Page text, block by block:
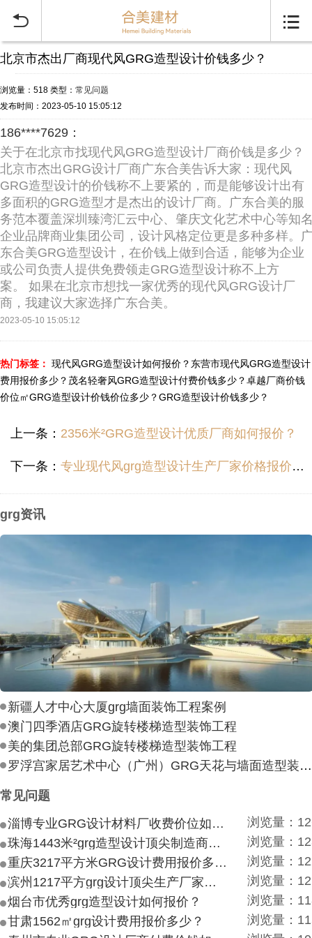
 
北京市杰出厂商现代风GRG造型设计价钱多少？
浏览量：518 类型： 常见问题
发布时间：2023-05-10 15:05:12
186****7629：
关于在北京市找现代风GRG造型设计厂商价钱是多少？
北京市杰出GRG设计厂商广东合美告诉大家：现代风
GRG造型设计的价钱称不上要紧的，而是能够设计出有
多面积的GRG造型才是杰出的设计厂商。广东合美的服
务范本覆盖深圳臻湾汇云中心、肇庆文化艺术中心等知
企业品牌商业集团公司，设计风格定位更是多种多样。
东合美GRG造型设计，在价钱上做到合适，能够为企业
或公司负责人提供免费领走GRG造型设计称不上方
案。 如果在北京市想找一家优秀的现代风GRG设计厂
商，我建议大家选择广东合美。
2023-05-10 15:05:12
热门标签： 现代风GRG造型设计如何报价？ 东营市现代风GRG造型设计
费用报价多少？ 茂名轻奢风GRG造型设计付费价钱多少？卓越厂商价钱
价位㎡GRG造型设计价钱价位多少？GRG造型设计价钱多少？
上一条： 2356米²GRG造型设计优质厂商如何报价？
下一条： 专业现代风grg造型设计生产厂家价格报价费用报价多少？
grg资讯
新疆人才中心大厦grg墙面装饰工程案例
澳门四季酒店GRG旋转楼梯造型装饰工程
美的集团总部GRG旋转楼梯造型装饰工程
罗浮宫家居艺术中心（广州）GRG天花与墙面造型装饰工程
常见问题
淄博专业GRG设计材料厂收费价位如何？
浏览量：
珠海1443米²grg造型设计顶尖制造商付费付费多少？
浏览量：
重庆3217平方米GRG设计费用报价多少？
浏览量：
滨州1217平方grg设计顶尖生产厂家价目如何？
浏览量：
烟台市优秀grg造型设计如何报价？
浏览量：
甘肃1562㎡grg设计费用报价多少？
浏览量：